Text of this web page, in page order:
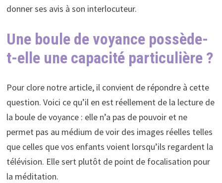
donner ses avis à son interlocuteur.
Une boule de voyance possède-
t-elle une capacité particulière ?
Pour clore notre article, il convient de répondre à cette
question. Voici ce qu’il en est réellement de la lecture de
la boule de voyance : elle n’a pas de pouvoir et ne
permet pas au médium de voir des images réelles telles
que celles que vos enfants voient lorsqu’ils regardent la
télévision. Elle sert plutôt de point de focalisation pour
la méditation.